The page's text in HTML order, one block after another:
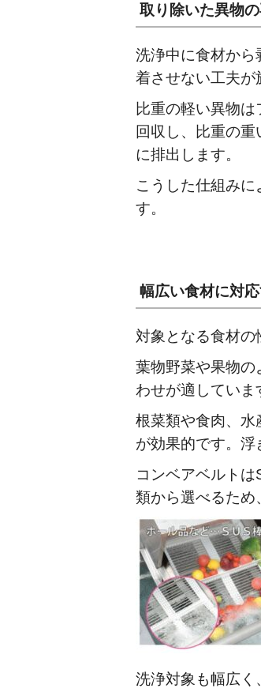
取り除いた異物
洗浄中に食材から
着させない工夫が
比重の軽い異物
回収し、比重の
に排出します。
こうした仕組み
す。
幅広い食材に対
対象となる食材の
葉物野菜や果物の
わせが適していま
根菜類や食肉、水
が効果的です。浮
コンベアベルト
類から選べるため
洗浄対象も幅広く